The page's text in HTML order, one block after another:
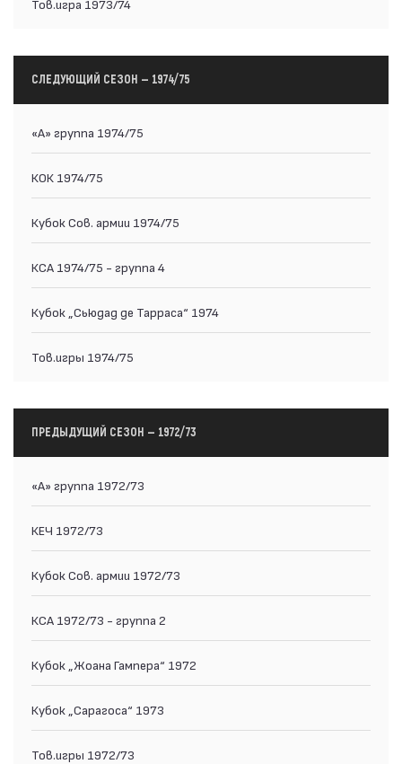
Тов.игра 1973/74
СЛЕДУЮЩИЙ СЕЗОН — 1974/75
«А» группа 1974/75
КОК 1974/75
Кубок Сов. армии 1974/75
КСА 1974/75 - группа 4
Кубок „Сьюдад де Тарраса“ 1974
Тов.игры 1974/75
ПРЕДЫДУЩИЙ СЕЗОН — 1972/73
«А» группа 1972/73
КЕЧ 1972/73
Кубок Сов. армии 1972/73
КСА 1972/73 - группа 2
Кубок „Жоана Гампера“ 1972
Кубок „Сарагоса“ 1973
Тов.игры 1972/73